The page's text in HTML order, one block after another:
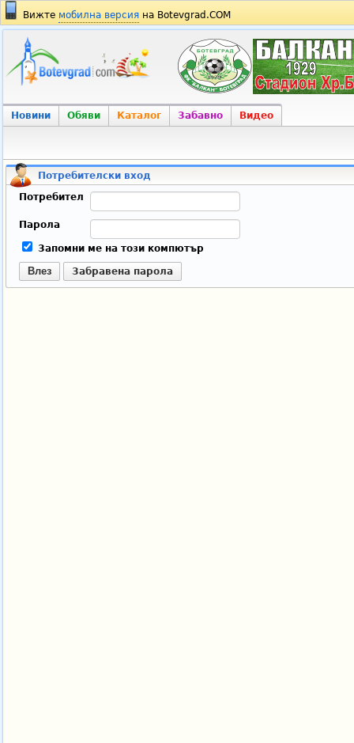
Вижте мобилна версия на Botevgrad.COM
Новини Обяви Каталог Забавно Видео
Потребителски вход
Потребител
Парола
Запомни ме на този компютър
Влез Забравена парола